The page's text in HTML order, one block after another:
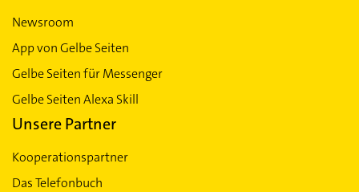
Newsroom
App von Gelbe Seiten
Gelbe Seiten für Messenger
Gelbe Seiten Alexa Skill
Unsere Partner
Kooperationspartner
Das Telefonbuch